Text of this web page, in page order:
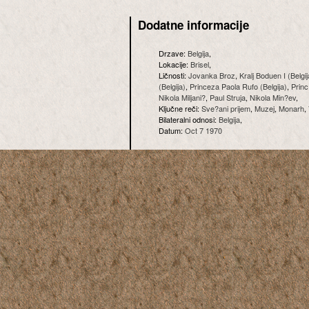
Dodatne informacije
Drzave:Belgija,
Lokacije:Brisel,
Ličnosti:Jovanka Broz, Kralj Boduen I
(Belgija), Princeza Paola Rufo (Belgija),
Nikola Miljani?, Paul Struja, Nikola Min?ev,
Ključne reči:Sve?ani prijem, Muzej, Monarh,
Bilateralni odnosi: Belgija,
Datum: Oct 7 1970